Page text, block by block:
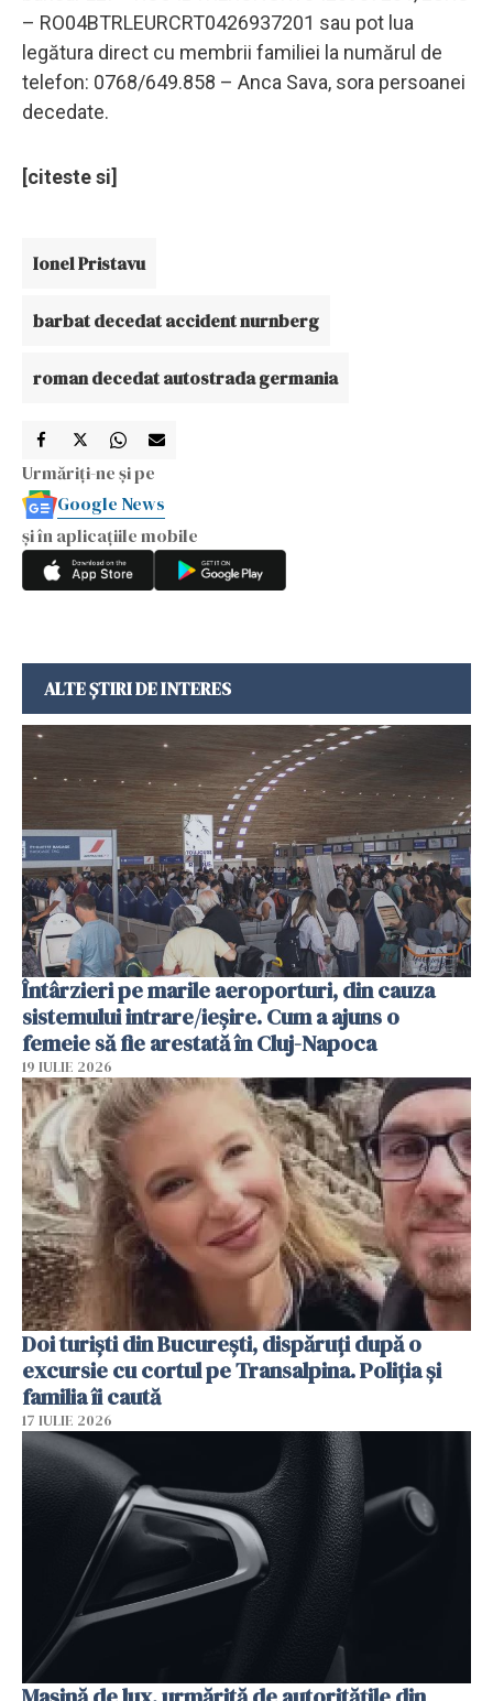
– RO04BTRLEURCRT0426937201 sau pot lua
legătura direct cu membrii familiei la numărul de
telefon: 0768/649.858 – Anca Sava, sora persoanei
decedate.
[citeste si]
Ionel Pristavu
barbat decedat accident nurnberg
roman decedat autostrada germania
Urmăriți-ne și pe
Google News
și în aplicațiile mobile
ALTE ȘTIRI DE INTERES
Întârzieri pe marile aeroporturi, din cauza
sistemului intrare/ieșire. Cum a ajuns o
femeie să fie arestată în Cluj-Napoca
19 IULIE 2026
Doi turiști din București, dispăruți după o
excursie cu cortul pe Transalpina. Poliția și
familia îi caută
17 IULIE 2026